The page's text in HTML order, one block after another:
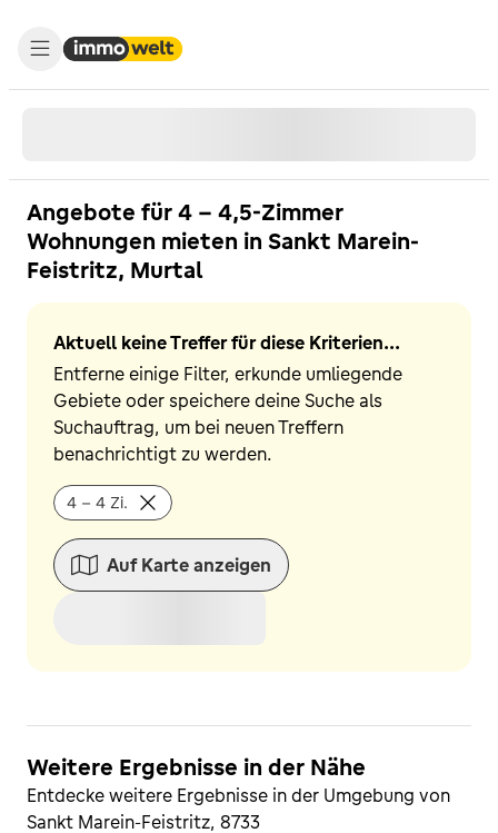
Angebote für 4 - 4,5-Zimmer
Wohnungen mieten in Sankt Marein-
Feistritz, Murtal
Aktuell keine Treffer für diese Kriterien...
Entferne einige Filter, erkunde umliegende
Gebiete oder speichere deine Suche als
Suchauftrag, um bei neuen Treffern
benachrichtigt zu werden.
4 - 4 Zi.
Auf Karte anzeigen
Weitere Ergebnisse in der Nähe
Entdecke weitere Ergebnisse in der Umgebung von
Sankt Marein-Feistritz, 8733